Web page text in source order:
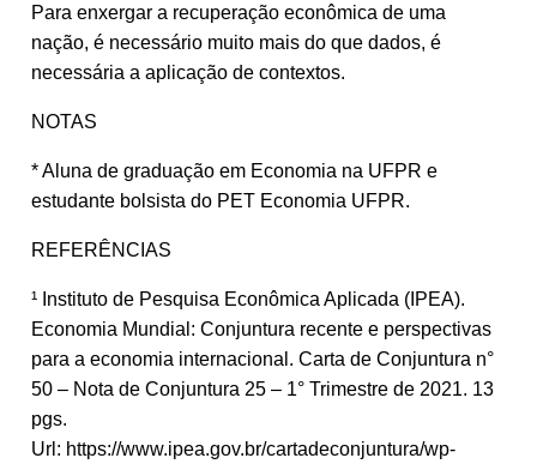
Para enxergar a recuperação econômica de uma
nação, é necessário muito mais do que dados, é
necessária a aplicação de contextos.
NOTAS
* Aluna de graduação em Economia na UFPR e
estudante bolsista do PET Economia UFPR.
REFERÊNCIAS
¹ Instituto de Pesquisa Econômica Aplicada (IPEA).
Economia Mundial: Conjuntura recente e perspectivas
para a economia internacional. Carta de Conjuntura n°
50 – Nota de Conjuntura 25 – 1° Trimestre de 2021. 13
pgs.
Url: https://www.ipea.gov.br/cartadeconjuntura/wp-